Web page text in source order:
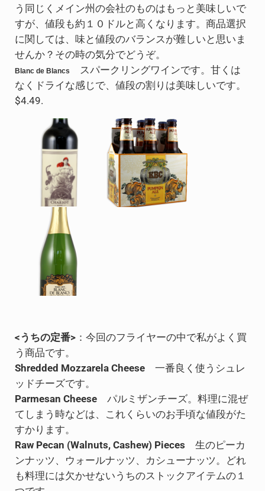
う同じくメイン州の会社のものはもっと美味しいで
すが、値段も約１０ドルと高くなります。商品選択
に関しては、味と値段のバランスが難しいと思いま
せんか？その時の気分でどうぞ。
Blanc de Blancs
スパークリングワインです。甘くは
なくドライな感じで、値段の割りは美味しいです。
$4.49.
<うちの定番>：今回のフライヤーの中で私がよく買
う商品です。
Shredded Mozzarela Cheese一番良く使うシュレ
ッドチーズです。
Parmesan Cheeseパルミザンチーズ。料理に混ぜ
てしまう時などは、これくらいのお手頃な値段がた
すかります。
Raw Pecan (Walnuts, Cashew) Pieces 生のピーカ
ンナッツ、ウォールナッツ、カシューナッツ。どれ
も料理には欠かせないうちのストックアイテムの１